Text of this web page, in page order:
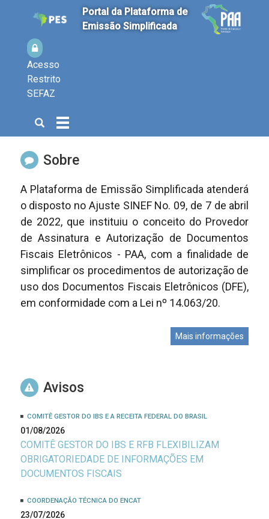
Portal da Plataforma de
Emissão Simplificada
Acesso
Restrito
SEFAZ
Alterna
a
Abrir
a
busca
Sobre
A Plataforma de Emissão Simplificada atenderá
o disposto no Ajuste SINEF No. 09, de 7 de abril
de 2022, que instituiu o conceito do Provedor
de Assinatura e Autorização de Documentos
Fiscais Eletrônicos - PAA, com a finalidade de
simplificar os procedimentos de autorização de
uso dos Documentos Fiscais Eletrônicos (DFE),
em conformidade com a Lei nº 14.063/20.
Mais informações
Avisos
COMITÊ GESTOR DO IBS E A RECEITA FEDERAL DO BRASIL
01/08/2026
COMITÊ GESTOR DO IBS E RFB FLEXIBILIZAM
OBRIGATORIEDADE DE INFORMAÇÕES EM
DOCUMENTOS FISCAIS
COORDENAÇÃO TÉCNICA DO ENCAT
23/07/2026